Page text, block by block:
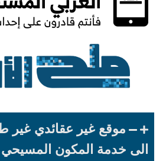
موقع غير عقائدي غير
الى خدمة المكون